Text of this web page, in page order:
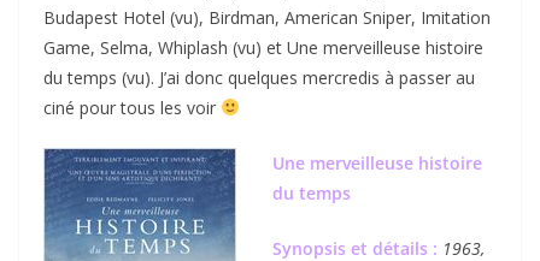
Budapest Hotel (vu), Birdman, American Sniper, Imitation
Game, Selma, Whiplash (vu) et Une merveilleuse histoire
du temps (vu). J’ai donc quelques mercredis à passer au
ciné pour tous les voir
Une merveilleuse histoire
du temps
Synopsis et détails : 1963,